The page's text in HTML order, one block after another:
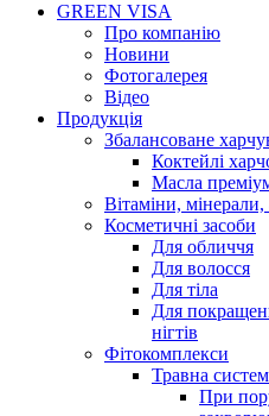
GREEN VISA
Про компанію
Новини
Фотогалерея
Відео
Продукція
Збалансоване
Коктейлі
Масла
Вітаміни,
Косметичні засоби
Для обличчя
Для волосся
Для тіла
Для
нігтів
Фітокомплекси
Травна
При